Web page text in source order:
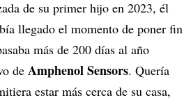
de su primer hijo en 2023, él
llegado el momento de poner fin
más de 200 días al año
de Amphenol Sensors. Quería
estar más cerca de su casa,